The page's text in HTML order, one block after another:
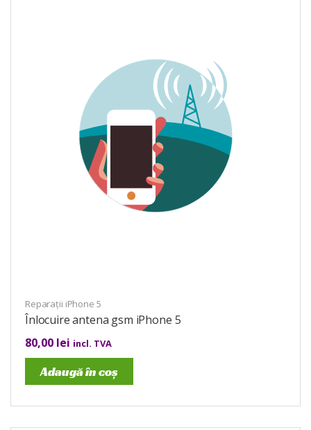
Reparații iPhone 5
Înlocuire antena gsm iPhone 5
80,00 lei incl. TVA
Adaugă în coș